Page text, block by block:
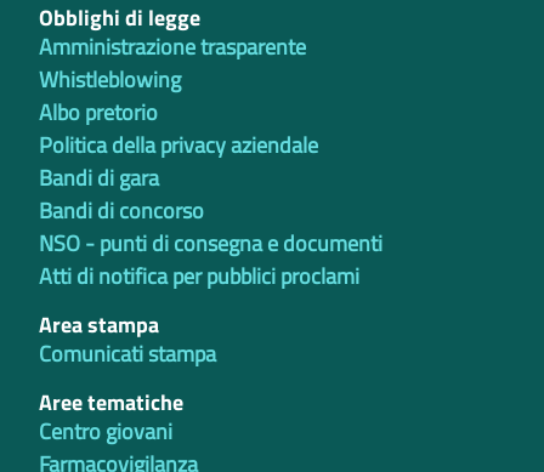
Obblighi di legge
Amministrazione trasparente
Whistleblowing
Albo pretorio
Politica della privacy aziendale
Bandi di gara
Bandi di concorso
NSO - punti di consegna e documenti
Atti di notifica per pubblici proclami
Area stampa
Comunicati stampa
Aree tematiche
Centro giovani
Farmacovigilanza